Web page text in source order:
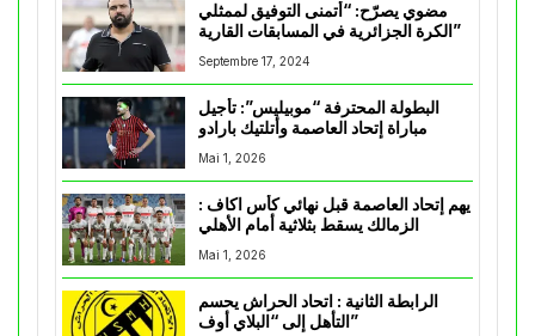
مضوي يصرّح: “أتمنى التوفيق لممثلي
الكرة الجزائرية في المسابقات القارية”
Septembre 17, 2024
البطولة المحترفة “موبيليس”: تأجيل
مباراة إتحاد العاصمة وأتلتيك بارادو
Mai 1, 2026
يهم إتحاد العاصمة قبل نهائي كأس اكاف :
Mai 1, 2026
الرابطة الثانية : اتحاد الحراش يحسم
التأهل إلى “البلاي أوف”